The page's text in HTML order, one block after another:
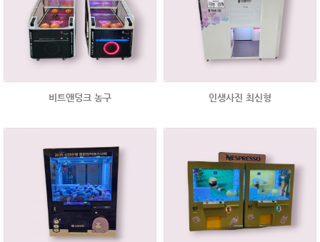
비트앤덩크 농구 인생사진 최신형